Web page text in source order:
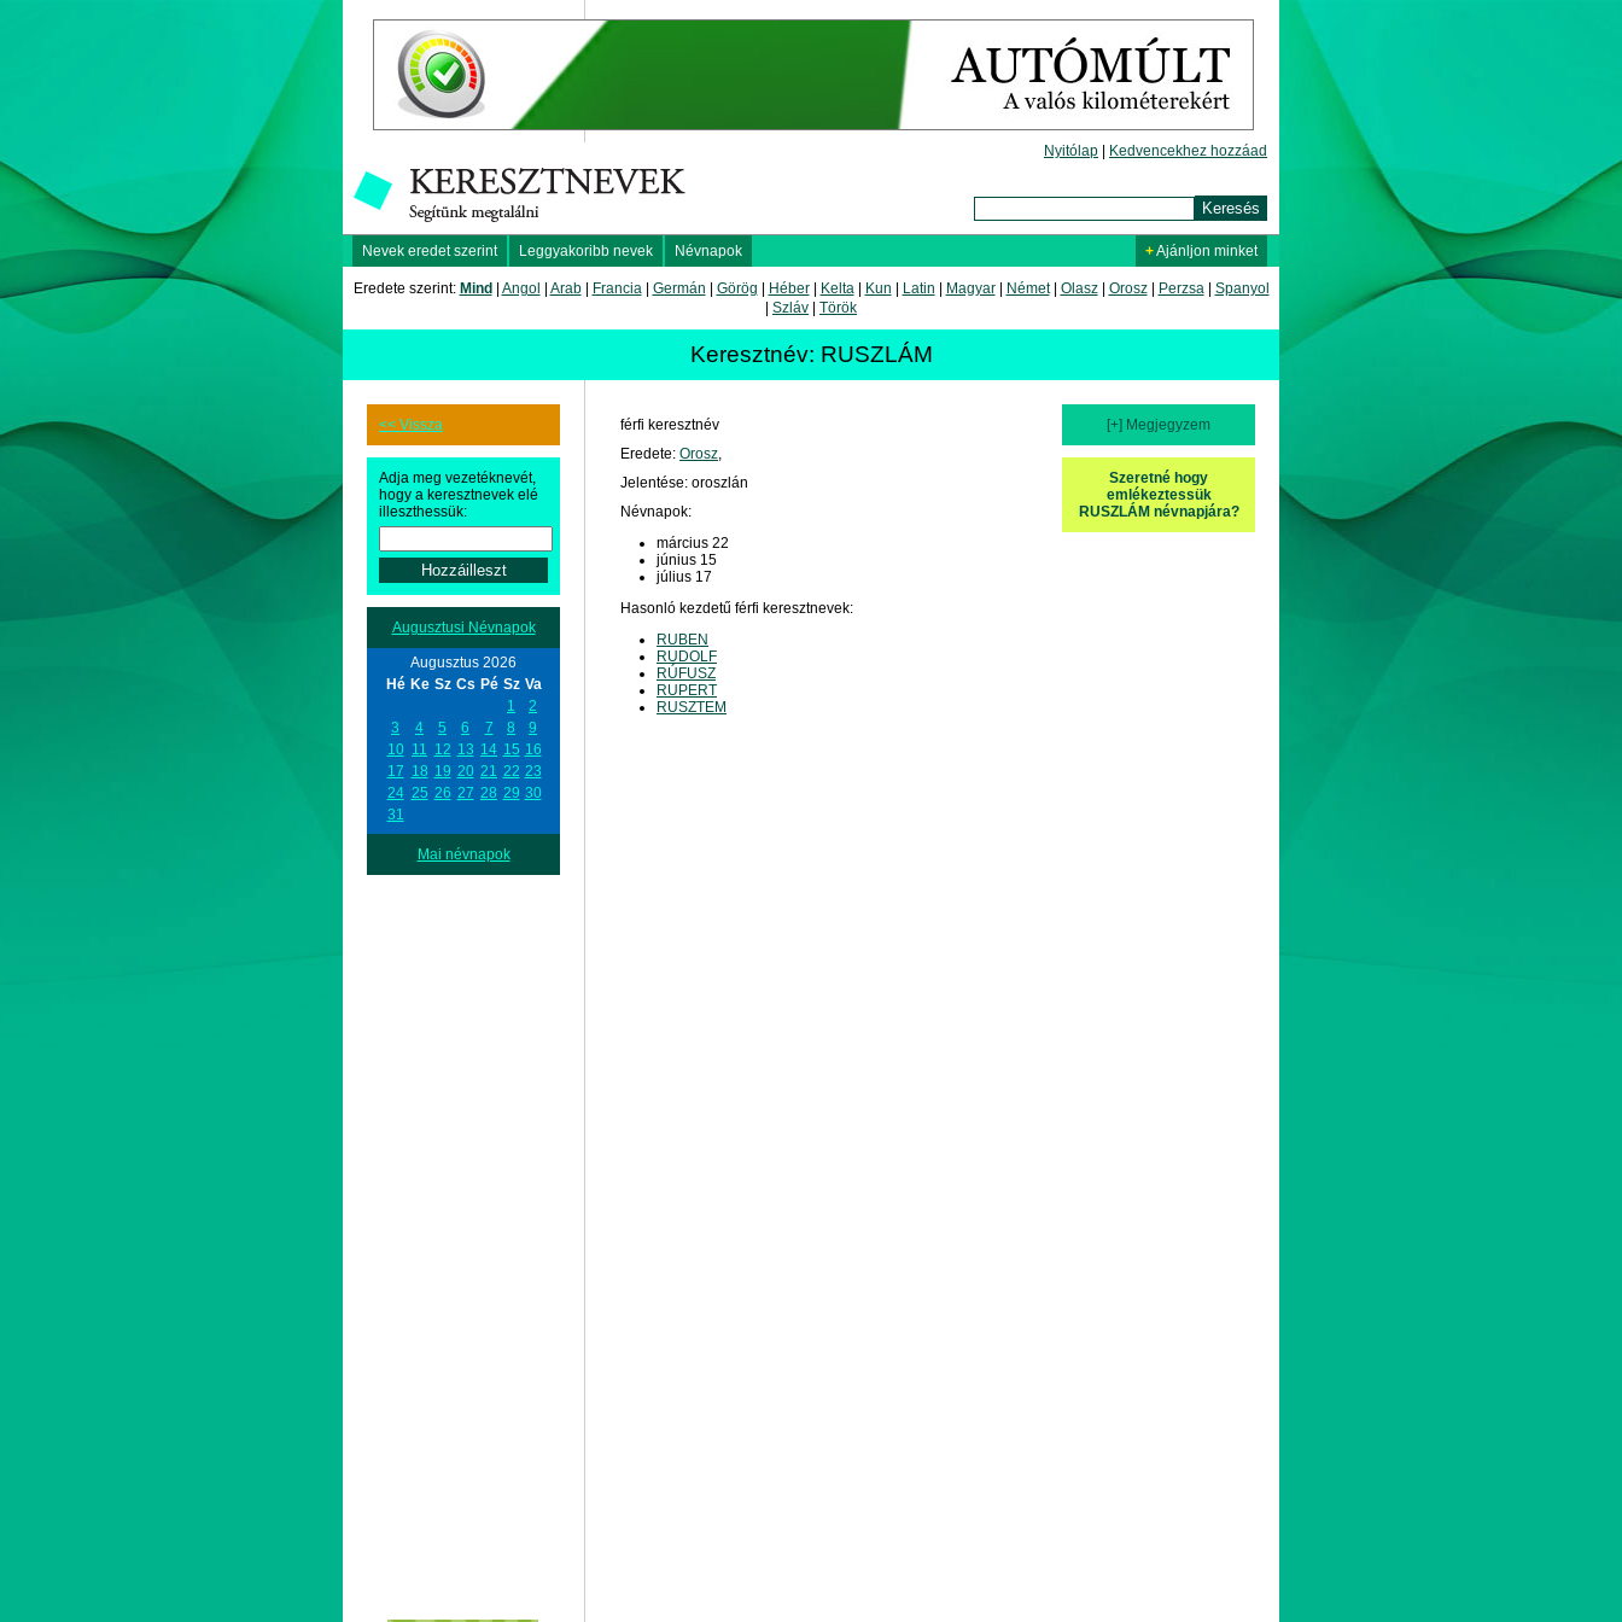
Nyitólap Kedvencekhez hozzáad
Nevek eredet szerint Leggyakoribb nevek Névnapok +Ajánljon minket
Eredete szerint: Mind Angol Arab| Francia| Germán Görög Héber| Kelta| Kun Latin Magyar| Német| Olasz| Orosz| Perzsa| Spanyol
Szláv Török
Keresztnév: RUSZLÁM
<< Vissza
Adja meg vezetéknevét,
hogy a keresztnevek elé
illeszthessük:
Augusztusi Névnapok
Augusztus 2026
Hé Ke Sz Cs Pé Sz Va
1
2
3
4 5 6 7 8
9
10 11 12 13 14 15 16
17 18 19 20 21 22 23
24 25 26 27 28 29 30
31
Mai névnapok
[+] Megjegyzem
Szeretné hogy
emlékeztessük
RUSZLÁM névnapjára?
férfi keresztnév
Eredete: Orosz,
Jelentése: oroszlán
Névnapok:
március 22
június 15
július 17
Hasonló kezdetű férfi keresztnevek:
RUBEN
RUDOLF
RÚFUSZ
RUPERT
RUSZTEM